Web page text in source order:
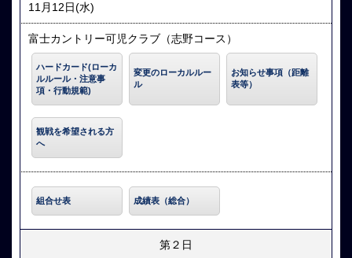
11月12日(水)
富士カントリー可児クラブ（志野コース）
ハードカード(ローカ
ルルール・注意事
項・行動規範)
変更のローカルルー
ル
お知らせ事項（距離
表等）
観戦を希望される方
へ
組合せ表 成績表（総合）
第２日